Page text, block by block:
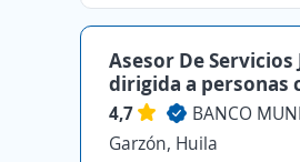
Asesor De
dirigida a personas
4,7
BANCO
Garzón, Huila